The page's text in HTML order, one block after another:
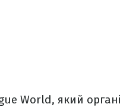
World, який